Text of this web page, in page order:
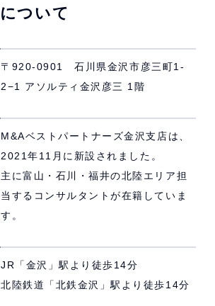
ついて
〒920-0901 石川県金沢市彦三町1-
2−1 アソルティ金沢彦三 1階
M&Aベストパートナーズ金沢支店は、
2021年11月に新設されました。
主に富山・石川・福井の北陸エリア担
当するコンサルタントが在籍していま
す。
JR「金沢」駅より徒歩14分
北陸鉄道「北鉄金沢」駅より徒歩14分